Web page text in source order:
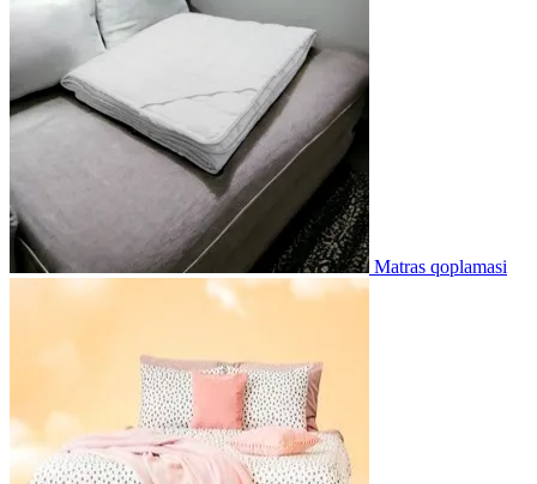
Matras qoplamasi